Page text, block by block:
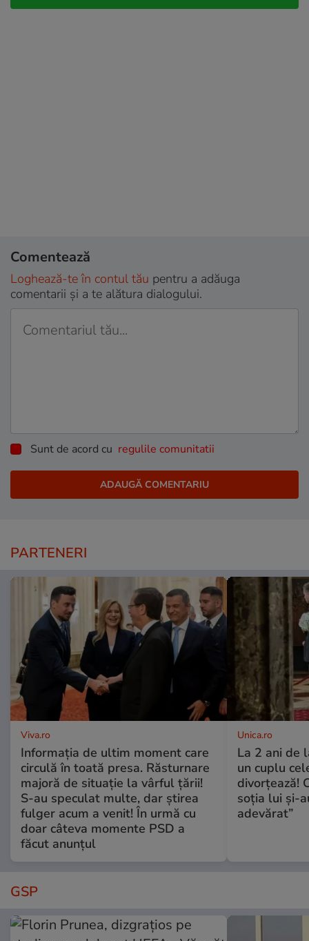
Comentează
Loghează-te în contul tău pentru a adăuga
comentarii și a te alătura dialogului.
Sunt de acord cu regulile comunitatii
PARTENERI
Viva.ro
Informația de ultim moment care
circulă în toată presa. Răsturnare
majoră de situație la vârful țării!
S-au speculat multe, dar știrea
fulger acum a venit! În urmă cu
doar câteva momente PSD a
făcut anunțul
Unica.ro
La 2 ani de
un cuplu
divorțează!
soția lui și-
adevărat”
GSP